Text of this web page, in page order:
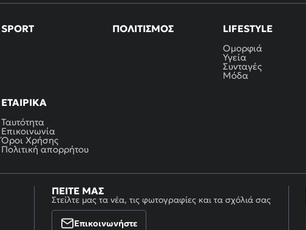
SPORT ΠΟΛΙΤΙΣΜΌΣ LIFESTYLE
Ομορφιά
Υγεία
Συνταγές
Μόδα
ΕΤΑΙΡΙΚΆ
Ταυτότητα
Επικοινωνία
Όροι Χρήσης
Πολιτική απορρήτου
ΠΕΊΤΕ ΜΑΣ
Στείλτε μας τα νέα, τις φωτογραφίες και τα σχόλιά σας
Επικοινωνήστε